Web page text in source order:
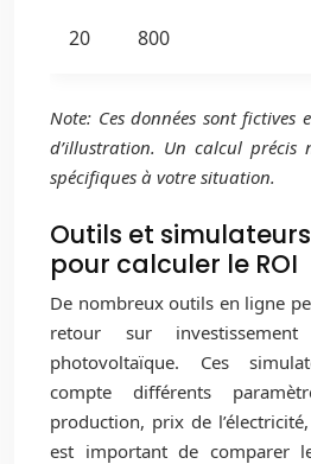
20 800
Note: Ces données sont fictives
d’illustration. Un calcul précis
spécifiques à votre situation.
Outils et
pour calculer le ROI
De nombreux outils en ligne
retour sur investissement
photovoltaïque. Ces
compte différents
production, prix de
est important de comparer